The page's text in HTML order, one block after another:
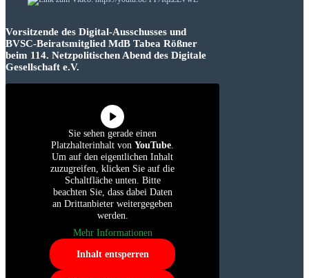
Vorsitzende des Digital-Ausschusses und
BVSC-Beiratsmitglied MdB Tabea Rößner
beim 114. Netzpolitischen Abend des Digitale
Gesellschaft e.V.
Sie sehen gerade einen
Platzhalterinhalt von YouTube.
Um auf den eigentlichen Inhalt
zuzugreifen, klicken Sie auf die
Schaltfläche unten. Bitte
beachten Sie, dass dabei Daten
an Drittanbieter weitergegeben
werden.
Mehr Informationen
Inhalt entsperren